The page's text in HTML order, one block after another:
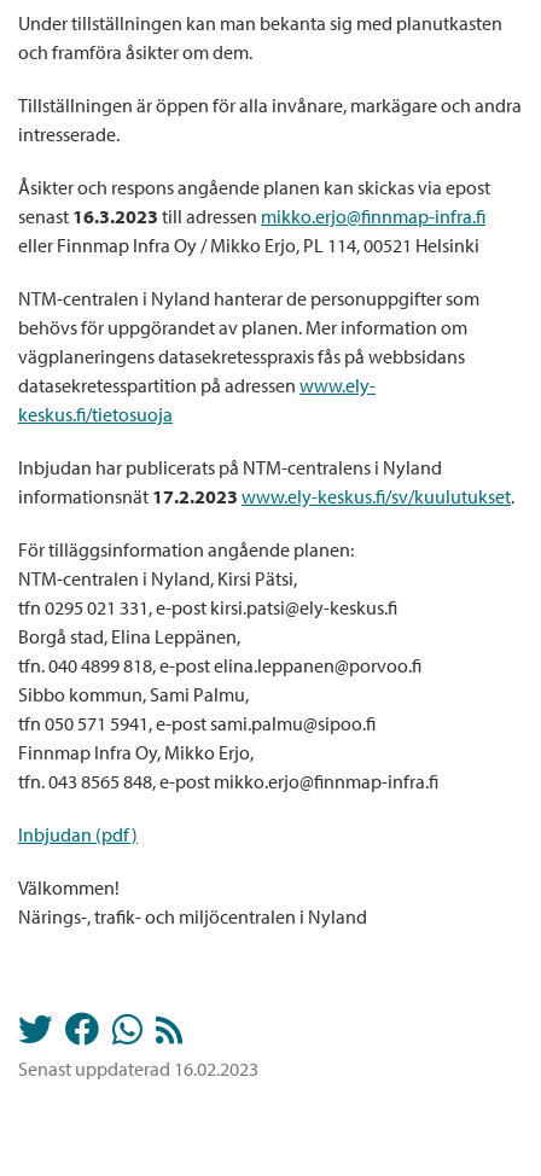
Under tillställningen kan man bekanta sig med planutkasten
och framföra åsikter om dem.
Tillställningen är öppen för alla invånare, markägare och andra
intresserade.
Åsikter och respons angående planen kan skickas via epost
senast 16.3.2023 till adressen mikko.erjo@finnmap-infra.fi
eller Finnmap Infra Oy / Mikko Erjo, PL 114, 00521 Helsinki
NTM-centralen i Nyland hanterar de personuppgifter som
behövs för uppgörandet av planen. Mer information om
vägplaneringens datasekretesspraxis fås på webbsidans
datasekretesspartition på adressenwww.ely-
keskus.fi/tietosuoja
Inbjudan har publicerats på NTM-centralens i Nyland
informationsnät 17.2.2023 www.ely-keskus.fi/sv/kuulutukset.
För tilläggsinformation angående planen:
NTM-centralen i Nyland, Kirsi Pätsi,
tfn 0295 021 331, e-post kirsi.patsi@ely-keskus.fi
Borgå stad, Elina Leppänen,
tfn. 040 4899 818, e-post elina.leppanen@porvoo.fi
Sibbo kommun, Sami Palmu,
tfn 050 571 5941, e-post sami.palmu@sipoo.fi
Finnmap Infra Oy, Mikko Erjo,
tfn. 043 8565 848, e-post mikko.erjo@finnmap-infra.fi
Inbjudan (pdf)
Välkommen!
Närings-, trafik- och miljöcentralen i Nyland
Senast uppdaterad 16.02.2023